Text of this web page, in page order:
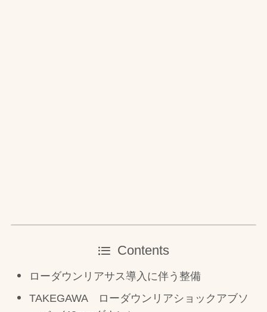
Contents
ローダウンリアサス導入に伴う整備
TAKEGAWA ローダウンリアショックアブソ